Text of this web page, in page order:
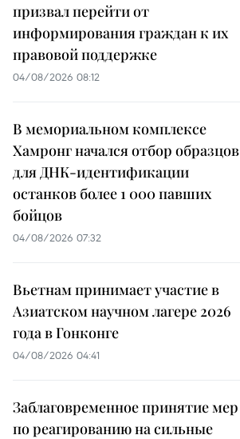
призвал перейти от
информирования граждан к их
правовой поддержке
04/08/2026 08:12
В мемориальном комплексе
Хамронг начался отбор образцов
для ДНК-идентификации
останков более 1 000 павших
бойцов
04/08/2026 07:32
Вьетнам принимает участие в
Азиатском научном лагере 2026
года в Гонконге
04/08/2026 04:41
Заблаговременное принятие мер
по реагированию на сильные